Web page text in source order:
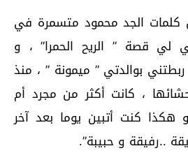
كلمات الجد محمود متسمرة في
قصة ” الريح الحمرا” ، و
بوالدتي ” ميمونة ” ، منذ
، كانت أكثر من مجرد أم
كنت أتبين يوما بعد آخر
..رفيقة و حبيبة”.